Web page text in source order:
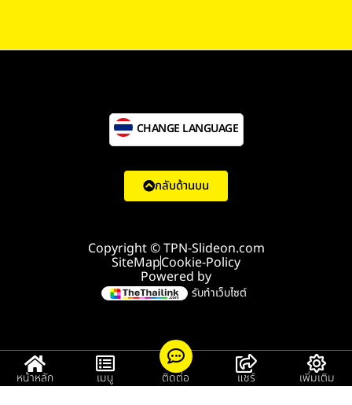
Copyright © TPN-Slideon.com
SiteMapCookie-Policy
Powered by
รับทำเว็บไซต์
CHANGE LANGUAGE
กลับด้านบน
หน้าหลัก เมนู ติดต่อ แชร์ เพิ่มเติม